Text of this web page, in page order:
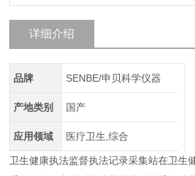
详细介绍
品牌 SENBE/申贝科学仪器
产地类别 国产
应用领域 医疗卫生,综合
卫生健康执法监督执法记录采集站在卫生